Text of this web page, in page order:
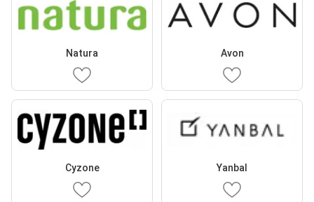
Natura Avon
Cyzone Yanbal